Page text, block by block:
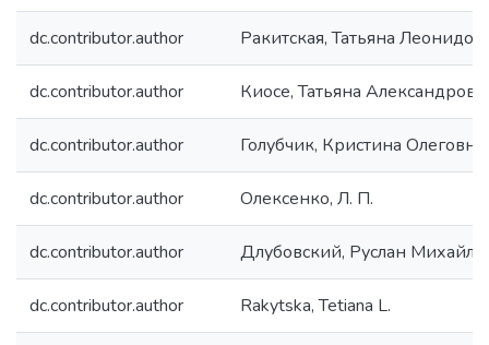
dc.contributor.author Ракитская, Татьяна
dc.contributor.author Киосе, Татьяна
dc.contributor.author Голубчик, Кристина Олеговна
dc.contributor.author Олексенко, Л. П.
dc.contributor.author Длубовский, Руслан
dc.contributor.author Rakytska, Tetiana L.